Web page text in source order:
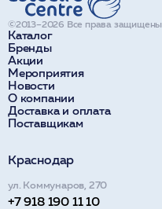
Каталог
Бренды
Акции
Мероприятия
Новости
О компании
Доставка и оплата
Поставщикам
©2013–2026 Все права защищены.
Краснодар
ул. Коммунаров, 270
+7 918 190 11 10